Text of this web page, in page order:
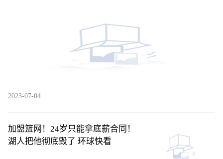
2023-07-04
加盟篮网！24岁只能拿底薪合同！
湖人把他彻底毁了 环球快看